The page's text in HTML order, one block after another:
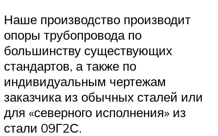
Наше производство производит
опоры трубопровода по
большинству существующих
стандартов, а также по
индивидуальным чертежам
заказчика из обычных сталей или
для «северного исполнения» из
стали 09Г2С.